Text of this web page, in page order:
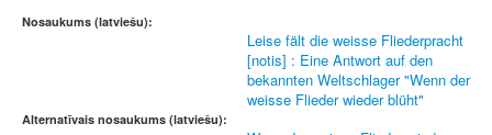
Nosaukums (latviešu):
Leise fält die weisse Fliederpracht
[notis] : Eine Antwort auf den
bekannten Weltschlager "Wenn der
weisse Flieder wieder blüht"
Alternatīvais nosaukums (latviešu):